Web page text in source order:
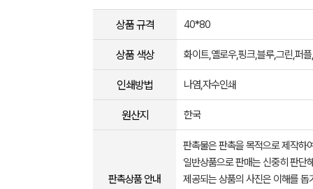
상품 규격 40*80
상품 색상 화이트,옐로우,핑크,블루,그린,퍼
인쇄방법 나염,자수인쇄
원산지 한국
판촉상품 안내
판촉물은 판촉을 목적으로 제작하
일반상품으로 판매는 신중히 판단
제공되는 상품의 사진은 이해를